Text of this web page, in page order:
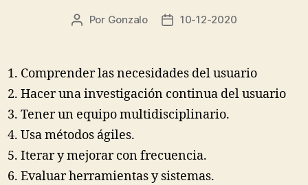
Autor
entrada
Por Gonzalo
Fecha
entrada
10-12-2020
Comprender las necesidades del usuario
Hacer una investigación continua del usuario
Tener un equipo multidisciplinario.
Usa métodos ágiles.
Iterar y mejorar con frecuencia.
Evaluar herramientas y sistemas.